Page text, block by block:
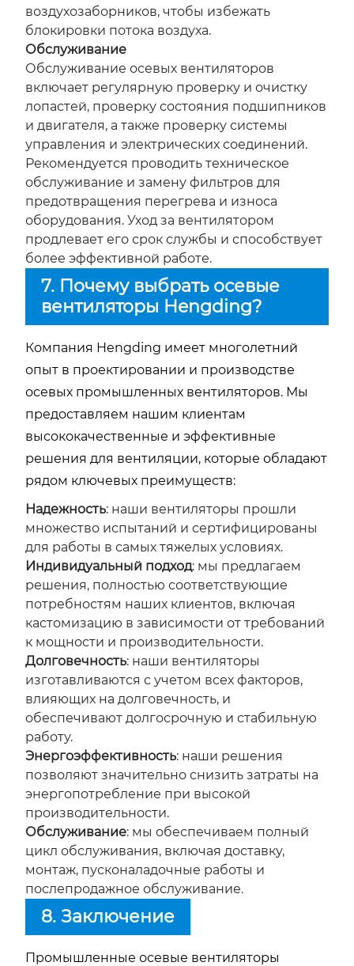
воздухозаборников, чтобы избежать
блокировки потока воздуха.
Обслуживание
Обслуживание осевых вентиляторов
включает регулярную проверку и очистку
лопастей, проверку состояния подшипников
и двигателя, а также проверку системы
управления и электрических соединений.
Рекомендуется проводить техническое
обслуживание и замену фильтров для
предотвращения перегрева и износа
оборудования. Уход за вентилятором
продлевает его срок службы и способствует
более эффективной работе.
7. Почему выбрать осевые
вентиляторы Hengding?
Компания Hengding имеет многолетний
опыт в проектировании и производстве
осевых промышленных вентиляторов. Мы
предоставляем нашим клиентам
высококачественные и эффективные
решения для вентиляции, которые обладают
рядом ключевых преимуществ:
Надежность: наши вентиляторы прошли
множество испытаний и сертифицированы
для работы в самых тяжелых условиях.
Индивидуальный подход: мы предлагаем
решения, полностью соответствующие
потребностям наших клиентов, включая
кастомизацию в зависимости от требований
к мощности и производительности.
Долговечность: наши вентиляторы
изготавливаются с учетом всех факторов,
влияющих на долговечность, и
обеспечивают долгосрочную и стабильную
работу.
Энергоэффективность: наши решения
позволяют значительно снизить затраты на
энергопотребление при высокой
производительности.
Обслуживание: мы обеспечиваем полный
цикл обслуживания, включая доставку,
монтаж, пусконаладочные работы и
послепродажное обслуживание.
8. Заключение
Промышленные осевые вентиляторы